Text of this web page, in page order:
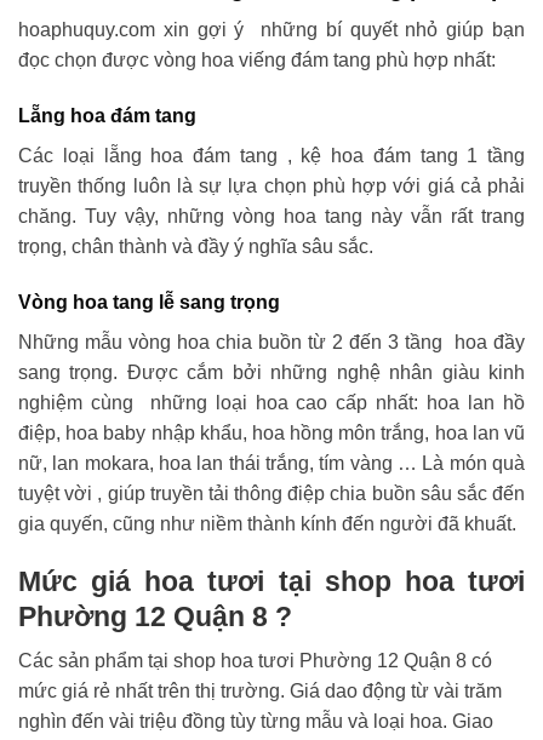
hoaphuquy.com xin gợi ý những bí quyết nhỏ giúp bạn
đọc chọn được vòng hoa viếng đám tang phù hợp nhất:
Lẵng hoa đám tang
Các loại lẵng hoa đám tang , kệ hoa đám tang 1 tầng
truyền thống luôn là sự lựa chọn phù hợp với giá cả phải
chăng. Tuy vậy, những vòng hoa tang này vẫn rất trang
trọng, chân thành và đầy ý nghĩa sâu sắc.
Vòng hoa tang lễ sang trọng
Những mẫu vòng hoa chia buồn từ 2 đến 3 tầng hoa đầy
sang trọng. Được cắm bởi những nghệ nhân giàu kinh
nghiệm cùng những loại hoa cao cấp nhất: hoa lan hồ
điệp, hoa baby nhập khẩu, hoa hồng môn trắng, hoa lan vũ
nữ, lan mokara, hoa lan thái trắng, tím vàng … Là món quà
tuyệt vời , giúp truyền tải thông điệp chia buồn sâu sắc đến
gia quyến, cũng như niềm thành kính đến người đã khuất.
Mức giá hoa tươi tại shop hoa tươi
Phường 12 Quận 8 ?
Các sản phẩm tại shop hoa tươi Phường 12 Quận 8 có
mức giá rẻ nhất trên thị trường. Giá dao động từ vài trăm
nghìn đến vài triệu đồng tùy từng mẫu và loại hoa. Giao